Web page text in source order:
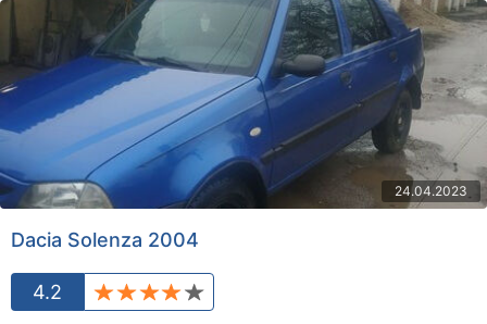
24.04.2023
Dacia Solenza 2004
4.2